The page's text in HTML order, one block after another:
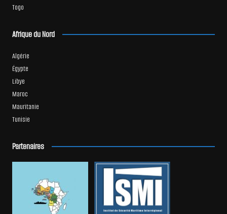
Togo
Afrique du Nord
Algérie
Égypte
Libye
Maroc
Mauritanie
Tunisie
Partenaires